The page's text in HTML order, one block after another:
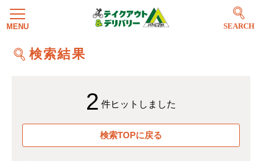
SEARCH
検索結果
2 件ヒットしました
検索TOPに戻る